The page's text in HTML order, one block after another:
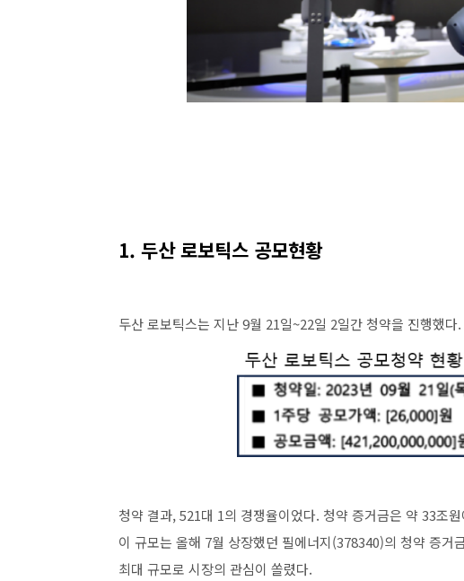
1. 두산 로보틱스 공모현황
두산 로보틱스는 지난 9월 21일~22일 2일간 청약을 진행했다.
청약 결과, 521대 1의 경쟁율이었다. 청약 증거금은 약 33조
이 규모는 올해 7월 상장했던 필에너지(378340)의 청약 증
최대 규모로 시장의 관심이 쏠렸다.